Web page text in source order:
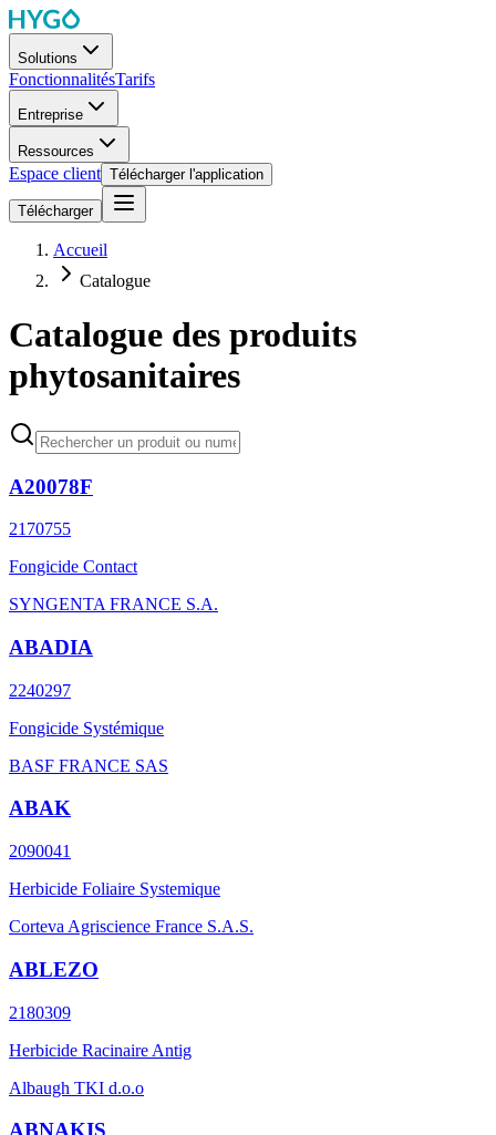
Solutions
FonctionnalitésTarifs
Entreprise
Ressources
Espace client Télécharger l'application
Télécharger
Accueil
Catalogue
Catalogue des produits
phytosanitaires
A20078F
2170755
Fongicide Contact
SYNGENTA FRANCE S.A.
ABADIA
2240297
Fongicide Systémique
BASF FRANCE SAS
ABAK
2090041
Herbicide Foliaire Systemique
Corteva Agriscience France S.A.S.
ABLEZO
2180309
Herbicide Racinaire Antig
Albaugh TKI d.o.o